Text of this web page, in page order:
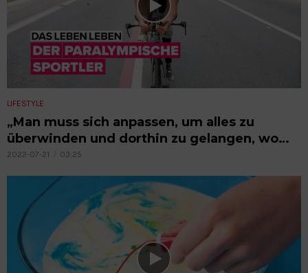
LIFESTYLE
„Man muss sich anpassen, um alles zu
überwinden und dorthin zu gelangen, wo
man hinwill.“
2022-07-21 03:25